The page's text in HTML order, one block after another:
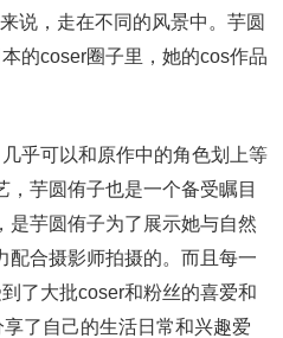
说，走在不同的风景中。芋圆
的coser圈子里，她的cos作品
乎可以和原作中的角色划上等
芋圆侑子也是一个备受瞩目
是芋圆侑子为了展示她与自然
配合摄影师拍摄的。而且每一
了大批coser和粉丝的喜爱和
了自己的生活日常和兴趣爱